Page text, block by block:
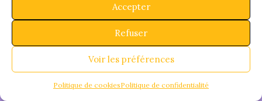
Accepter
Refuser
Voir les préférences
Politique de cookiesPolitique de confidentialité